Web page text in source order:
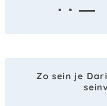
· · —
Zo sein je